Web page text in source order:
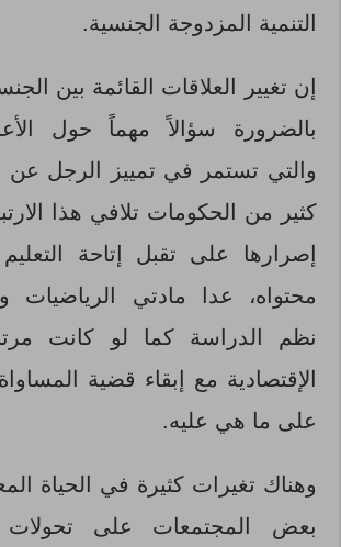
التنمية المزدوجة الجنسية.
إن تغيير العلاقات القائمة بين
بالضرورة سؤالاً مهماً حول
والتي تستمر في تمييز الرجل عن
كثير من الحكومات تلافي هذا
إصرارها على تقبل إتاحة
محتواه، عدا مادتي الرياضيات
نظم الدراسة كما لو كانت
الإقتصادية مع إبقاء قضية
على ما هي عليه.
وهناك تغيرات كثيرة في الحياة
بعض المجتمعات على تحولات